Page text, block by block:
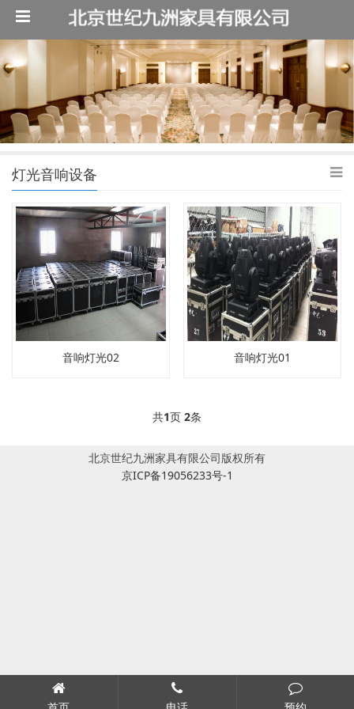
灯光音响设备
音响灯光02 音响灯光01
共1页 2条
北京世纪九洲家具有限公司版权所有
京ICP备19056233号-1